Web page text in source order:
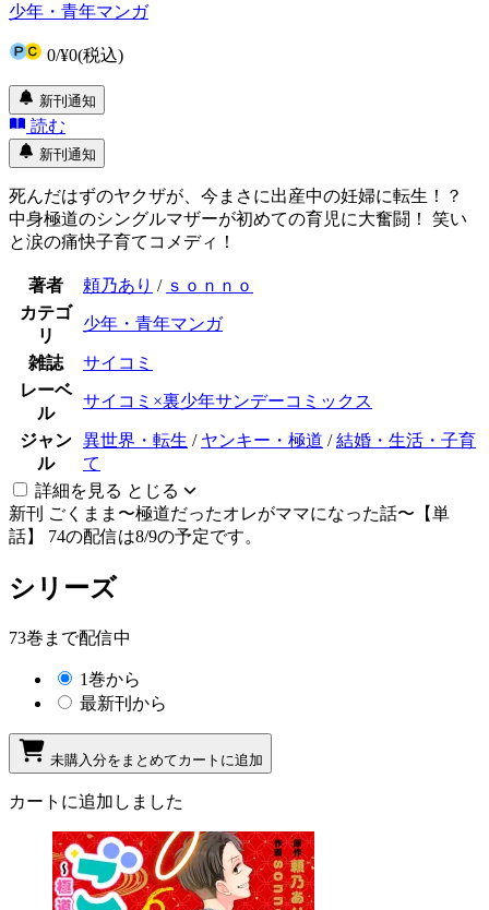
少年・青年マンガ
0/¥0(税込)
新刊通知
読む
新刊通知
死んだはずのヤクザが、今まさに出産中の妊婦に転生！？
中身極道のシングルマザーが初めての育児に大奮闘！ 笑い
と涙の痛快子育てコメディ！
著者 頼乃あり / ｓｏｎｎｏ
カテゴ
リ
少年・青年マンガ
雑誌
サイコミ
レーベ
ル
サイコミ×裏少年サンデーコミックス
ジャン
ル
異世界・転生 / ヤンキー・極道 /結婚・生活・子育
て
詳細を見る とじる
新刊 ごくまま〜極道だったオレがママになった話〜【単
話】 74の配信は8/9の予定です。
シリーズ
73巻まで配信中
1巻から
最新刊から
未購入分をまとめてカートに追加
カートに追加しました